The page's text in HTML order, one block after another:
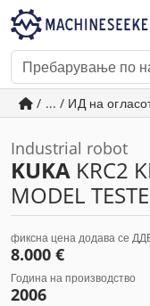
/ ... / ИД на
Industrial robot
KUKA KRC2
MODEL
фиксна цена додава се
8.000 €
Година на производство
2006